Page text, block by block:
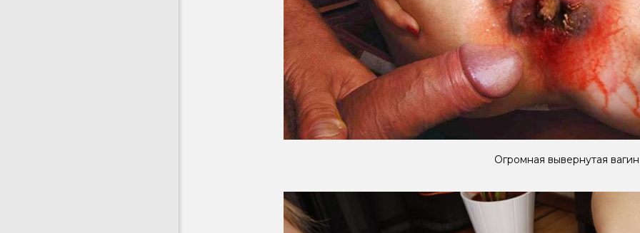
Огромная вывернутая